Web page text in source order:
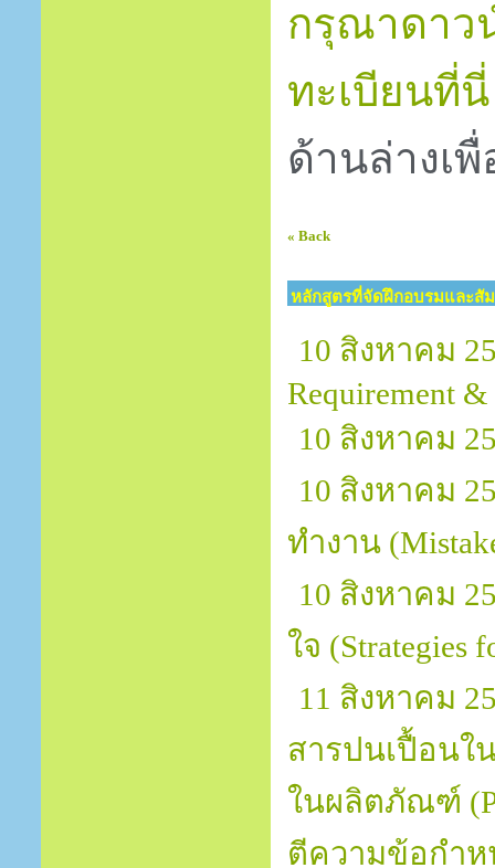
กรุณาดาว
ทะเบียนที่นี่
ด้านล่างเ
« Back
หลักสูตรที่จัดฝึกอบรมและสัม
10 สิงหาคม
Requirement
10 สิงหาคม
10 สิงหาคม
ทำงาน
10 สิงหาคม
ใจ (Strategies
11 สิงหาคม
สารปนเปื้อนใ
ในผลิตภัณฑ์
ตีความข้อกำห